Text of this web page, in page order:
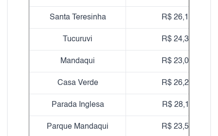
Santa Teresinha R$ 26,14
Tucuruvi R$ 24,30
Mandaqui R$ 23,05
Casa Verde R$ 26,26
Parada Inglesa R$ 28,11
Parque Mandaqui R$ 23,51